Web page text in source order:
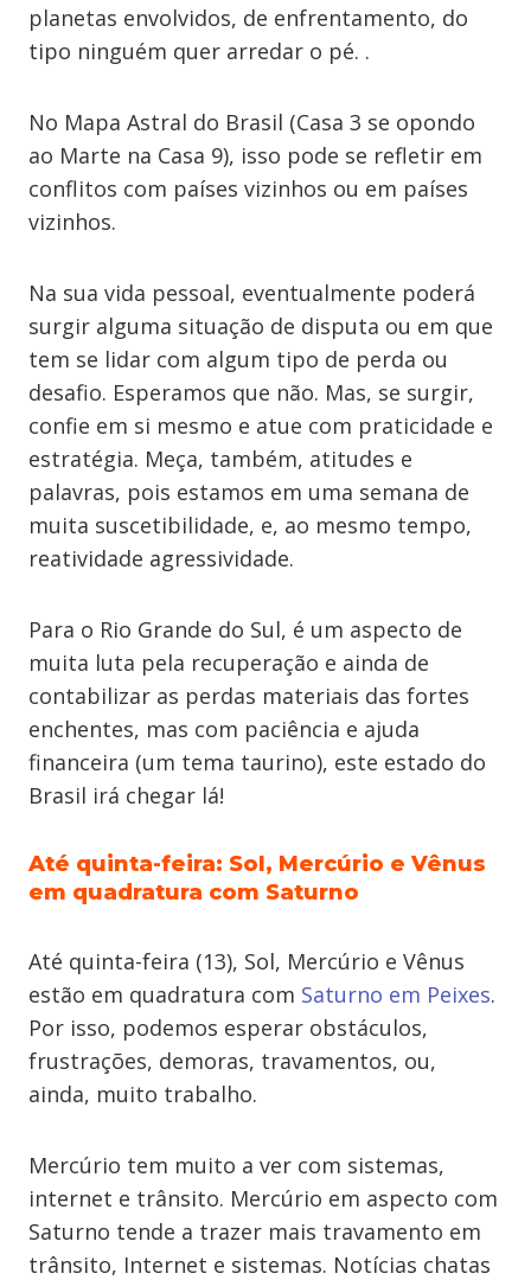
planetas envolvidos, de enfrentamento, do
tipo ninguém quer arredar o pé. .
No Mapa Astral do Brasil (Casa 3 se opondo
ao Marte na Casa 9), isso pode se refletir em
conflitos com países vizinhos ou em países
vizinhos.
Na sua vida pessoal, eventualmente poderá
surgir alguma situação de disputa ou em que
tem se lidar com algum tipo de perda ou
desafio. Esperamos que não. Mas, se surgir,
confie em si mesmo e atue com praticidade e
estratégia. Meça, também, atitudes e
palavras, pois estamos em uma semana de
muita suscetibilidade, e, ao mesmo tempo,
reatividade agressividade.
Para o Rio Grande do Sul, é um aspecto de
muita luta pela recuperação e ainda de
contabilizar as perdas materiais das fortes
enchentes, mas com paciência e ajuda
financeira (um tema taurino), este estado do
Brasil irá chegar lá!
Até quinta-feira: Sol, Mercúrio e Vênus
em quadratura com Saturno
Até quinta-feira (13), Sol, Mercúrio e Vênus
estão em quadratura com Saturno em Peixes.
Por isso, podemos esperar obstáculos,
frustrações, demoras, travamentos, ou,
ainda, muito trabalho.
Mercúrio tem muito a ver com sistemas,
internet e trânsito. Mercúrio em aspecto com
Saturno tende a trazer mais travamento em
trânsito, Internet e sistemas. Notícias chatas